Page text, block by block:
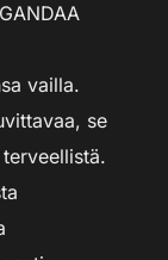
vailla.
se